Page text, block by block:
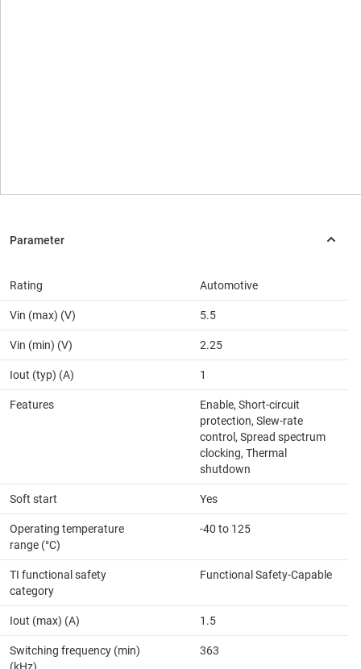
Rating Automotive
Vin (max) (V) 5.5
Vin (min) (V) 2.25
Iout (typ) (A) 1
Features
Enable, Short-circuit
protection, Slew-rate
control, Spread spectrum
clocking, Thermal
shutdown
Soft start Yes
Operating temperature
range (°C)
-40 to 125
TI functional safety
category
Functional Safety-Capable
Iout (max) (A) 1.5
Switching frequency (min)
(kHz)
363